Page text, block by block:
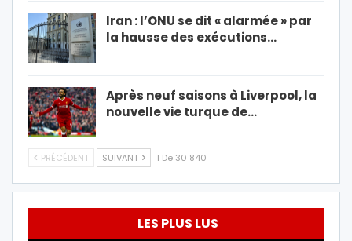
Iran : l’ONU se dit « alarmée » par
la hausse des exécutions…
Après neuf saisons à Liverpool, la
nouvelle vie turque de…
PRÉCÉDENT SUIVANT 1 De 30 840
LES PLUS LUS